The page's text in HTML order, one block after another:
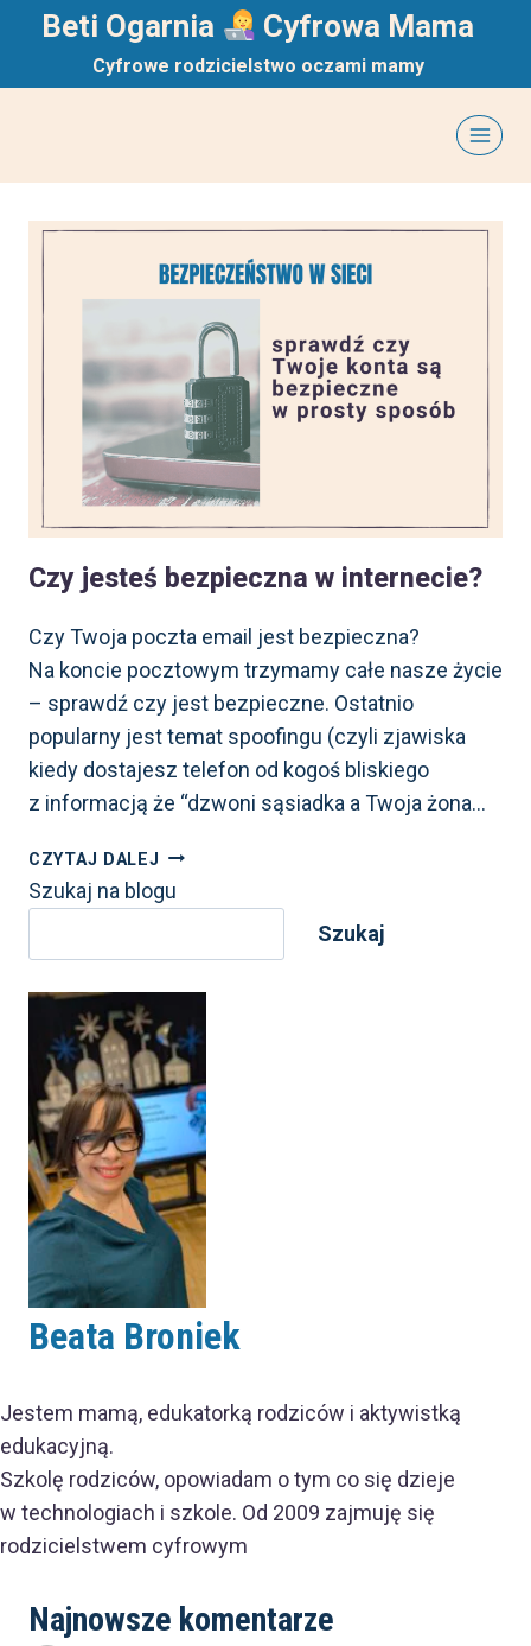
PrzejdźBeti Ogarnia Cyfrowa Mama
Cyfrowe rodzicielstwo oczami mamy
Czy jesteś bezpieczna w internecie?
Czy Twoja poczta email jest bezpieczna?
Na koncie pocztowym trzymamy całe nasze życie
– sprawdź czy jest bezpieczne. Ostatnio
popularny jest temat spoofingu (czyli zjawiska
kiedy dostajesz telefon od kogoś bliskiego
z informacją że “dzwoni sąsiadka a Twoja żona…
CZYTAJ DALEJ CZY JESTEŚ
W INTERNECIE?
Szukaj na blogu
Szukaj
Beata Broniek
Jestem mamą, edukatorką rodziców i aktywistką
edukacyjną.
Szkolę rodziców, opowiadam o tym co się dzieje
w technologiach i szkole. Od 2009 zajmuję się
rodzicielstwem cyfrowym
Najnowsze komentarze